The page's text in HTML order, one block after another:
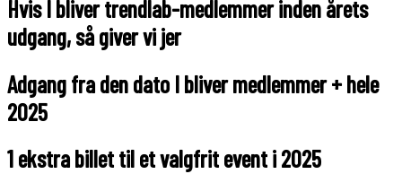
Hvis I bliver trendlab-medlemmer inden årets
udgang, så giver vi jer
Adgang fra den dato I bliver medlemmer + hele
2025
1 ekstra billet til et valgfrit event i 2025